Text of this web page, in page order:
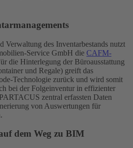
Verwaltung des Inventarbestands nutzt
Service GmbH die CAFM-
die Hinterlegung der Büroausstattung
und Regale) greift das
Technologie zurück und wird somit
bei der Folgeinventur in effizienter
zentral erfassten Daten
von Auswertungen für
dem Weg zu BIM